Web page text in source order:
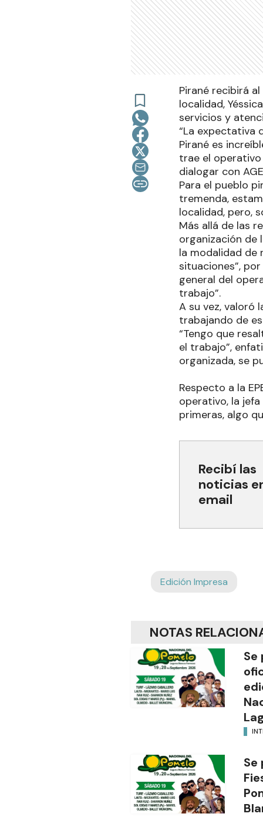
Pirané recibirá
localidad,
servicios y
“La expectativa
Pirané es
trae el
dialogar con
Para el pueblo
tremenda,
localidad, pero,
Más allá de las
organización de
la modalidad de
situaciones”,
general del
trabajo”.
A su vez, valoró
trabajando de
“Tengo que
el trabajo”,
organizada, se
Respecto a la
operativo, la
primeras, algo
Recibí las
noticias
email
Edición Impresa
NOTAS
Se
Se